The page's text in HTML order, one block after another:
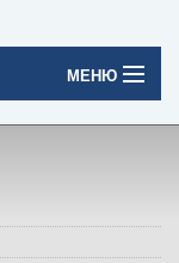
МЕНЮ